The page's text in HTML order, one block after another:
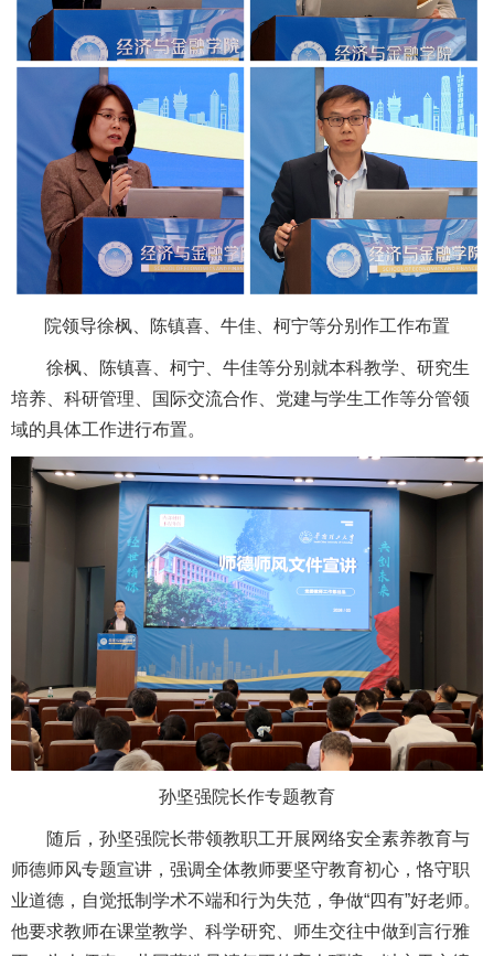
院领导徐枫、陈镇喜、牛佳、柯宁等分别作工作布置
徐枫、陈镇喜、柯宁、牛佳等分别就本科教学、研究生
培养、科研管理、国际交流合作、党建与学生工作等分管领
域的具体工作进行布置。
孙坚强院长作专题教育
随后，孙坚强院长带领教职工开展网络安全素养教育与
师德师风专题宣讲，强调全体教师要坚守教育初心，恪守职
业道德，自觉抵制学术不端和行为失范，争做“四有”好老师。
他要求教师在课堂教学、科学研究、师生交往中做到言行雅